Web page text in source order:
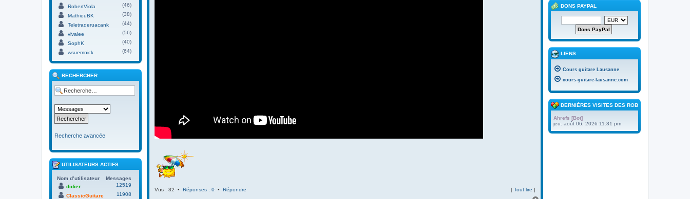
Vus : 32 • Réponses : 0 • Répondre [ Tout lire ]
RobertViola
(46)
MathieuBK
(38)
Teletraderuacank
(44)
vivalee
(56)
SophK
(40)
wsuemnick
(64)
RECHERCHER
Recherche avancée
UTILISATEURS ACTIFS
Nom d’utilisateur
Messages
didier
12519
ClassicGuitare
11908
DONS PAYPAL
LIENS
Cours guitare Lausanne
cours-guitare-lausanne.com
DERNIÈRES VISITES DES ROBOTS
Ahrefs [Bot]
jeu. août 06, 2026 11:31 pm